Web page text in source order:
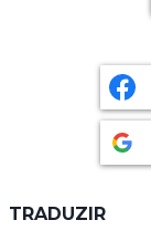
TRADUZIR